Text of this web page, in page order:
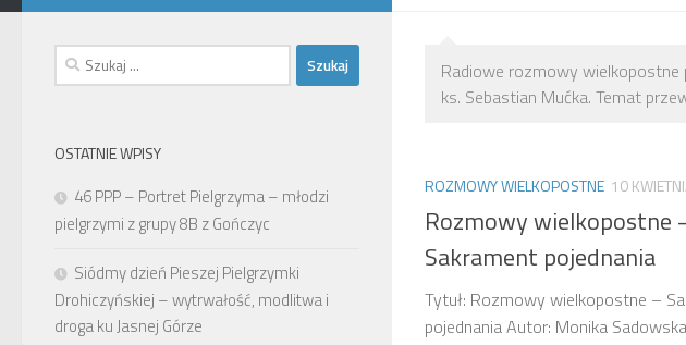
Radiowe rozmowy
ks. Sebastian Mućka. Temat
ROZMOWY WIELKOPOSTNE 10
Rozmowy wielkopostne
Sakrament pojednania
Tytuł: Rozmowy wielkopostne –
pojednania Autor: Monika
Szukaj:
OSTATNIE WPISY
46 PPP – Portret Pielgrzyma – młodzi
pielgrzymi z grupy 8B z Gończyc
Siódmy dzień Pieszej Pielgrzymki
Drohiczyńskiej – wytrwałość, modlitwa i
droga ku Jasnej Górze